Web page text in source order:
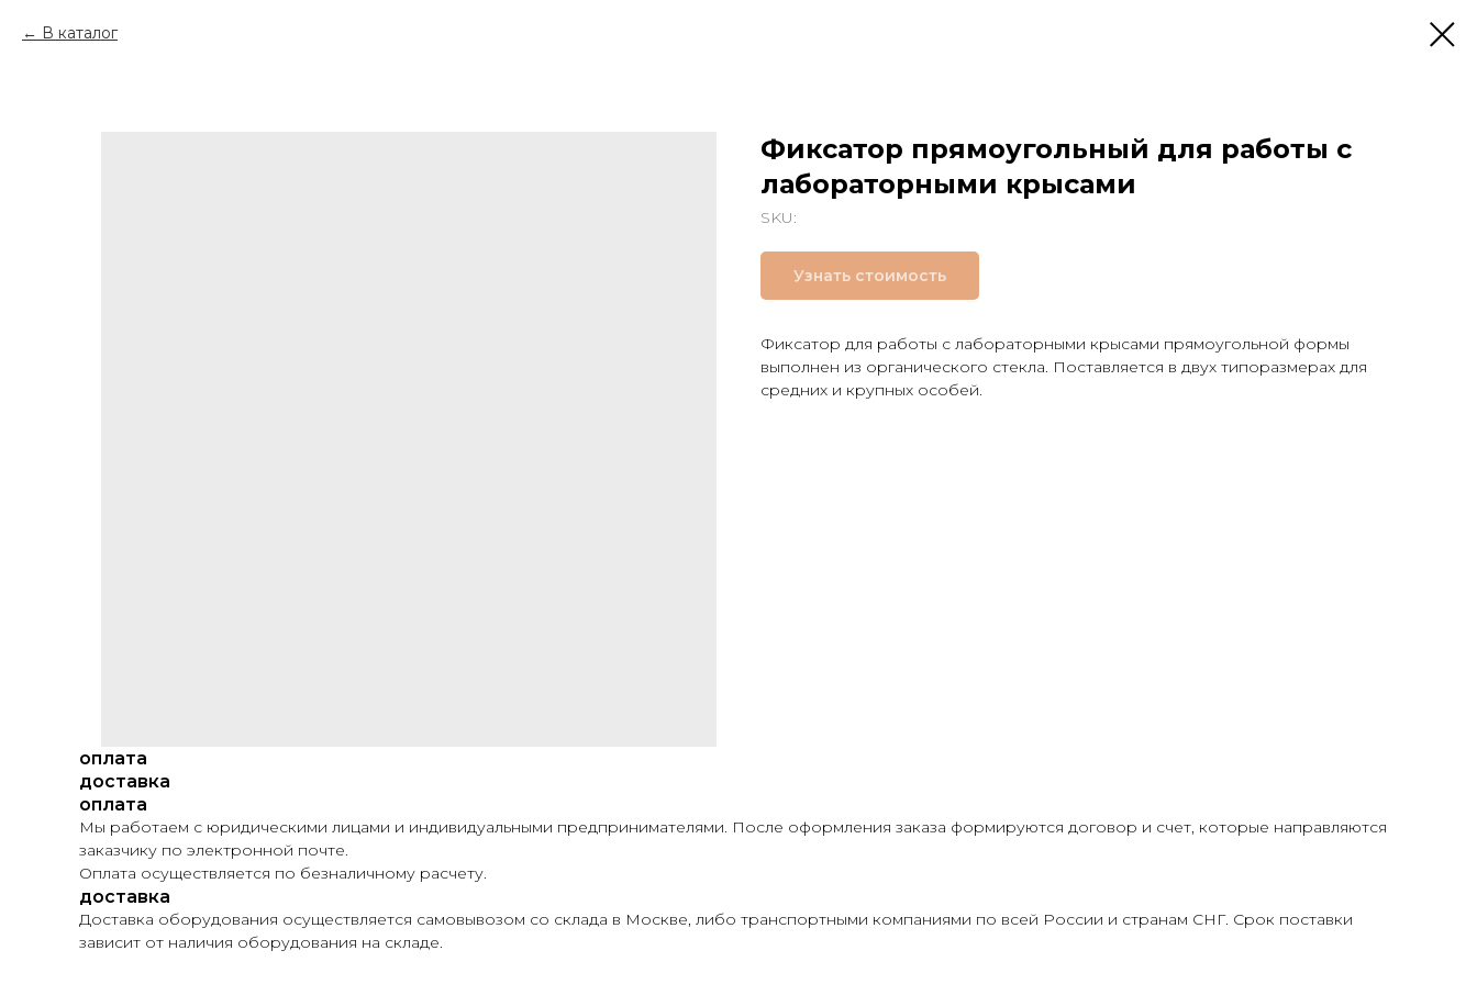
В каталог
Фиксатор прямоугольный для работы с
лабораторными крысами
SKU:
Узнать стоимость
Фиксатор для работы с лабораторными крысами прямоугольной формы
выполнен из органического стекла. Поставляется в двух типоразмерах для
средних и крупных особей.
оплата
доставка
оплата
Мы работаем с юридическими лицами и индивидуальными предпринимателями. После оформления заказа формируются договор и счет, которые направляются
заказчику по электронной почте.
Оплата осуществляется по безналичному расчету.
доставка
Доставка оборудования осуществляется самовывозом со склада в Москве, либо транспортными компаниями по всей России и странам СНГ. Срок поставки
зависит от наличия оборудования на складе.